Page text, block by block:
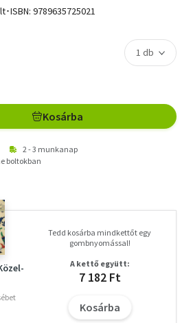
ISBN: 9789635725021
Kosárba
2 - 3 munkanap
boltokban
Tedd kosárba mindkettőt egy
gombnyomással!
A kettő együtt:
7 182 Ft
Kosárba